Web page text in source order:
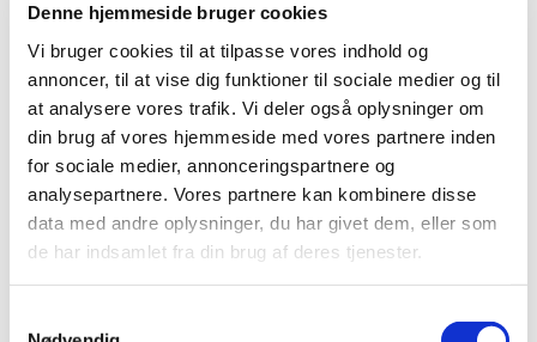
Denne hjemmeside bruger cookies
Vi bruger cookies til at tilpasse vores indhold og
annoncer, til at vise dig funktioner til sociale medier og til
at analysere vores trafik. Vi deler også oplysninger om
din brug af vores hjemmeside med vores partnere inden
for sociale medier, annonceringspartnere og
analysepartnere. Vores partnere kan kombinere disse
data med andre oplysninger, du har givet dem, eller som
de har indsamlet fra din brug af deres tjenester.
Vi tilbyder tillige:
Juniorkor for børn i 4 - 7. klasse- øvedag tirsdage fra kl.
15:45 - 17:00 i Sankt Hans Kirkes Sognehus,
Pigekor for piger i 7.-9. klasse- øvedag torsdage fra kl.
15:45 - 16:45 i Gråbrødre Klosterkirke.
Gråbrødre Kirkes kantori for alle fra 16 år - øvedag
torsdage fra kl. 17:00 - 17:30 i Gråbrødre Klosterkirke.